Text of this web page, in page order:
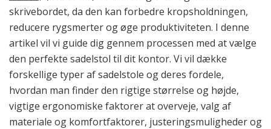
skrivebordet, da den kan forbedre kropsholdningen,
reducere rygsmerter og øge produktiviteten. I denne
artikel vil vi guide dig gennem processen med at vælge
den perfekte sadelstol til dit kontor. Vi vil dække
forskellige typer af sadelstole og deres fordele,
hvordan man finder den rigtige størrelse og højde,
vigtige ergonomiske faktorer at overveje, valg af
materiale og komfortfaktorer, justeringsmuligheder og